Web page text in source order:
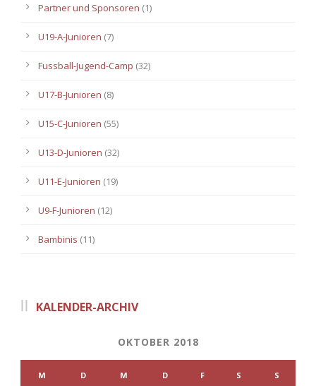
Partner und Sponsoren (1)
U19-A-Junioren (7)
Fussball-Jugend-Camp (32)
U17-B-Junioren (8)
U15-C-Junioren (55)
U13-D-Junioren (32)
U11-E-Junioren (19)
U9-F-Junioren (12)
Bambinis (11)
KALENDER-ARCHIV
OKTOBER 2018
M D M D F S S